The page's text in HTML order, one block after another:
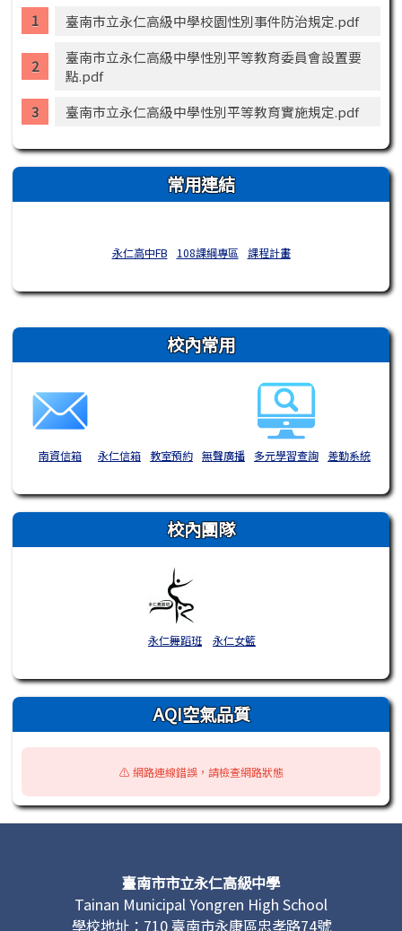
臺南市立永仁高級中學校園性別事件防治規定.pdf
臺南市立永仁高級中學性別平等教育委員會設置要
點.pdf
臺南市立永仁高級中學性別平等教育實施規定.pdf
常用連結
永仁高中FB 108課綱專區 課程計畫
右邊區域內容 校內常用
南資信箱 永仁信箱 教室預約 無聲廣播 多元學習查詢 差勤系統
校內團隊
永仁舞蹈班 永仁女籃
AQI空氣品質
⚠️ 網路連線錯誤，請檢查網路狀態
臺南市市立永仁高級中學
Tainan Municipal Yongren High School
學校地址：710 臺南市永康區忠孝路74號